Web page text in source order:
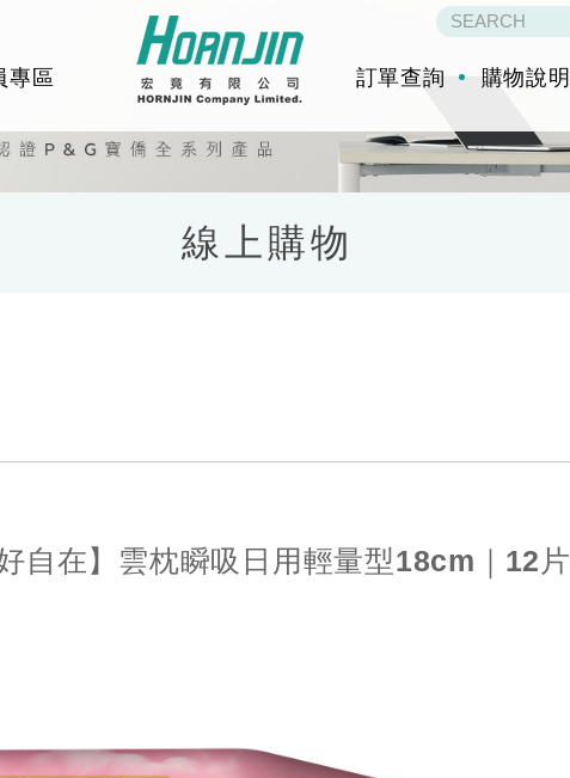
專區 訂單查詢 購物說明
線上購物
自在】雲枕瞬吸日用輕量型18cm｜12片